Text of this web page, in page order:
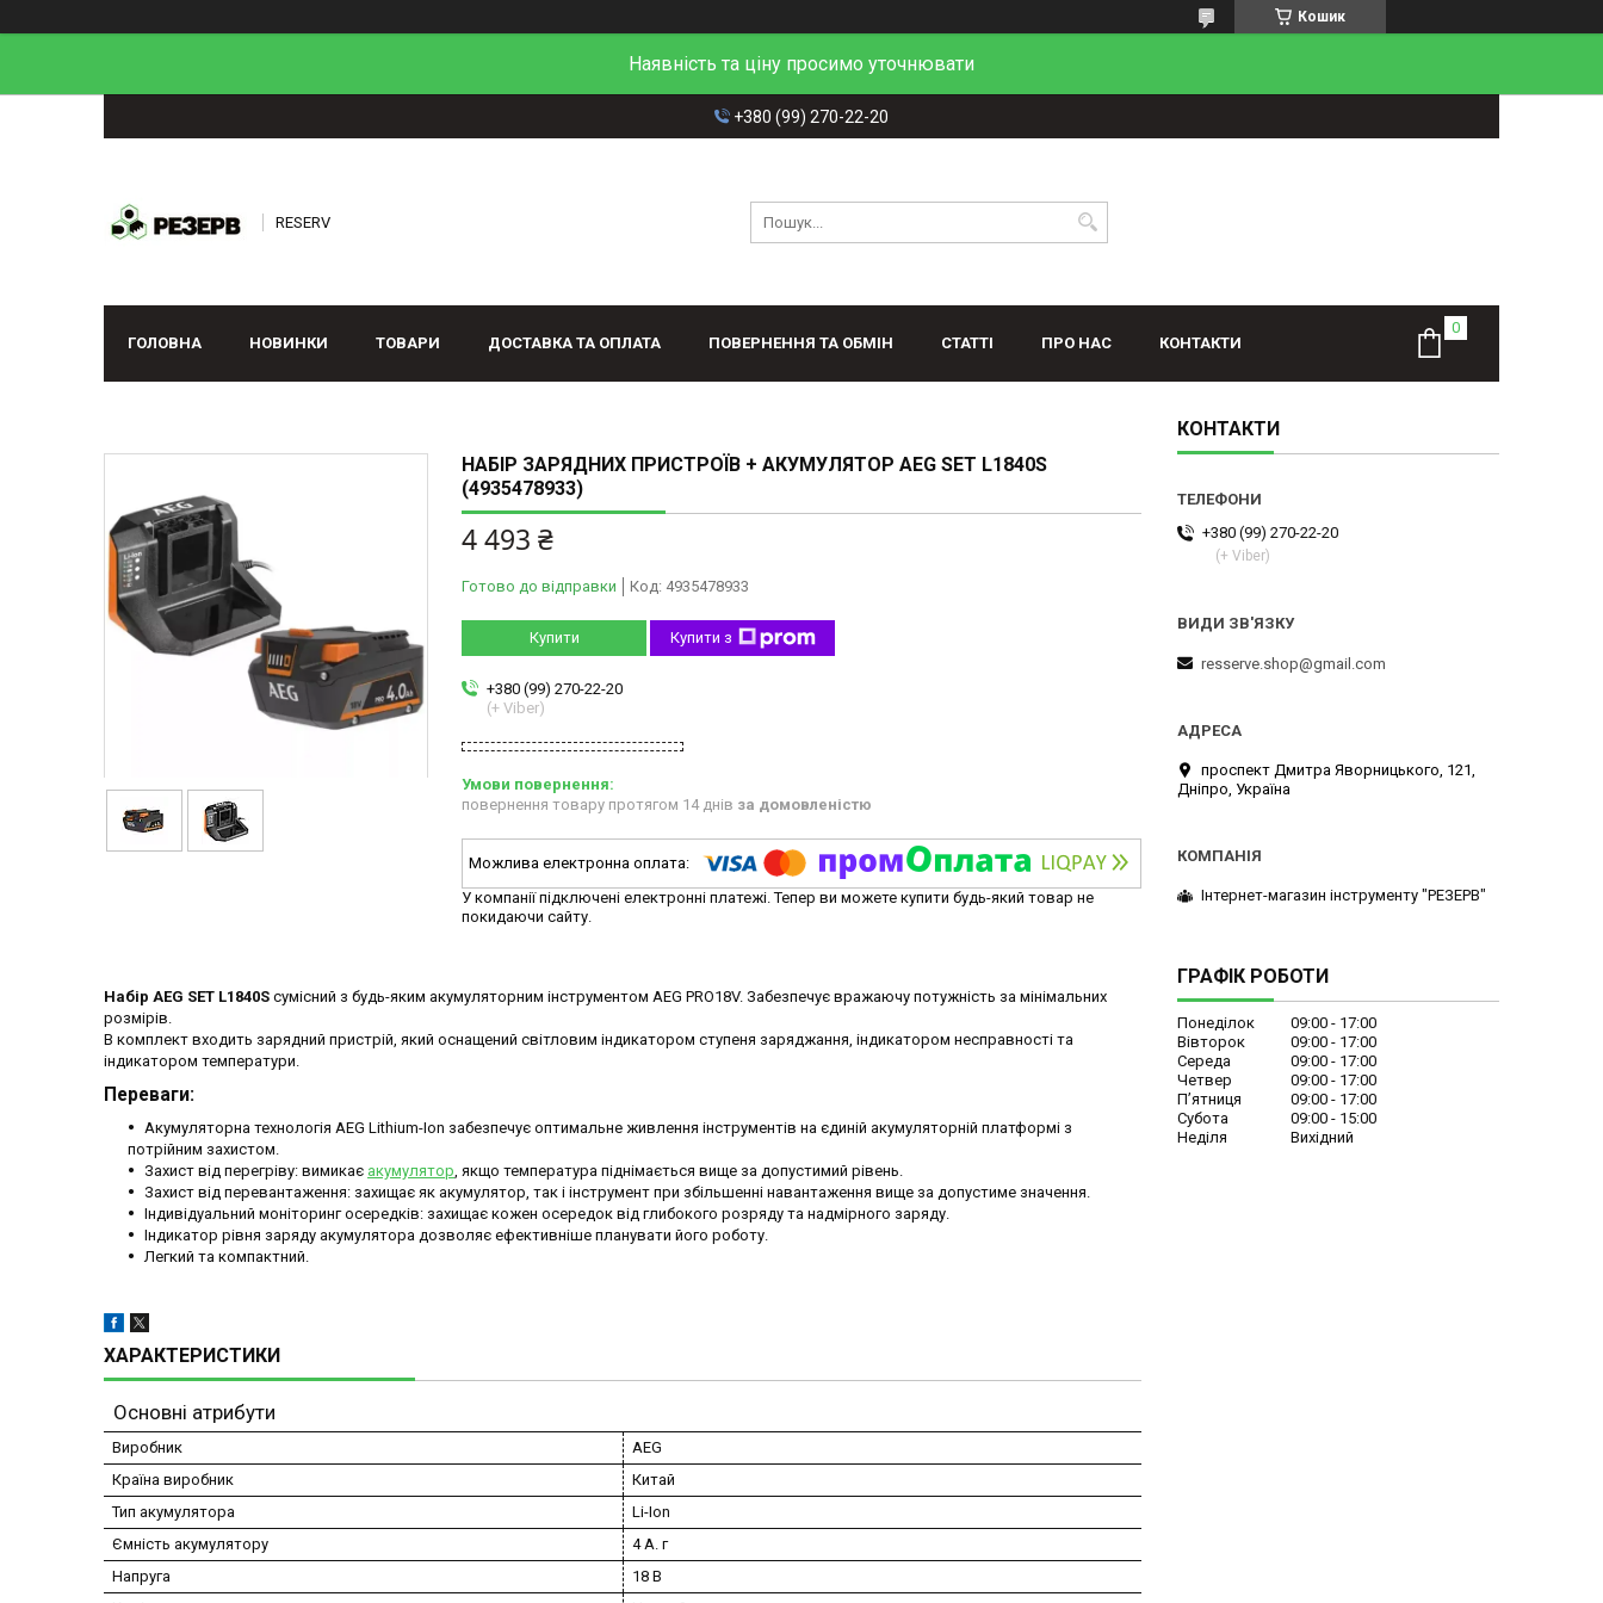
Кошик
Наявність та ціну просимо уточнювати
+380 (99) 270-22-20
RESERV
ГОЛОВНА НОВИНКИ ТОВАРИ ДОСТАВКА ТА ОПЛАТА ПОВЕРНЕННЯ ТА ОБМІН СТАТТІ ПРО НАС КОНТАКТИ
НАБІР ЗАРЯДНИХ ПРИСТРОЇВ + АКУМУЛЯТОР AEG SET L1840S
(4935478933)
4 493 ₴
Готово до відправки Код: 4935478933
Купити Купити з
+380 (99) 270-22-20
(+ Viber)
повернення товару протягом 14 днів за домовленістю
У компанії підключені електронні платежі. Тепер ви можете купити будь-який товар не
покидаючи сайту.
Набір AEG SET L1840S сумісний з будь-яким акумуляторним інструментом AEG PRO18V. Забезпечує вражаючу потужність за мінімальних
розмірів.
В комплект входить зарядний пристрій, який оснащений світловим індикатором ступеня заряджання, індикатором несправності та
індикатором температури.
Переваги:
Акумуляторна технологія AEG Lithium-Ion забезпечує оптимальне живлення інструментів на єдиній акумуляторній платформі з
потрійним захистом.
Захист від перегріву: вимикає акумулятор, якщо температура піднімається вище за допустимий рівень.
Захист від перевантаження: захищає як акумулятор, так і інструмент при збільшенні навантаження вище за допустиме значення.
Індивідуальний моніторинг осередків: захищає кожен осередок від глибокого розряду та надмірного заряду.
Індикатор рівня заряду акумулятора дозволяє ефективніше планувати його роботу.
Легкий та компактний.
ХАРАКТЕРИСТИКИ
Основні атрибути
Виробник
AEG
Країна виробник
Китай
Тип акумулятора
Li-Ion
Ємність акумулятору
4 А. г
Напруга
18 В
КОНТАКТИ
+380 (99) 270-22-20
(+ Viber)
resserve.shop@gmail.com
проспект Дмитра Яворницького, 121,
Дніпро, Україна
Інтернет-магазин інструменту "РЕЗЕРВ"
ГРАФІК РОБОТИ
Понеділок 09:00
17:00
Вівторок
09:00
17:00
Середа
09:00
17:00
Четвер
09:00
17:00
Пʼятниця
09:00
17:00
Субота
09:00
15:00
Неділя
Вихідний